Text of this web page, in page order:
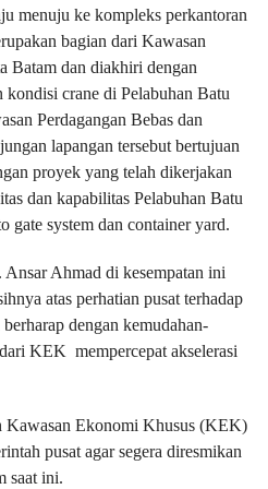
menuju ke kompleks perkantoran
bagian dari Kawasan
dan diakhiri dengan
kondisi crane di Pelabuhan Batu
Perdagangan Bebas dan
lapangan tersebut bertujuan
proyek yang telah dikerjakan
dan kapabilitas Pelabuhan Batu
gate system dan container yard.
Ahmad di kesempatan ini
atas perhatian pusat terhadap
dengan kemudahan-
KEK mempercepat akselerasi
Kawasan Ekonomi Khusus (KEK)
pusat agar segera diresmikan
saat ini.